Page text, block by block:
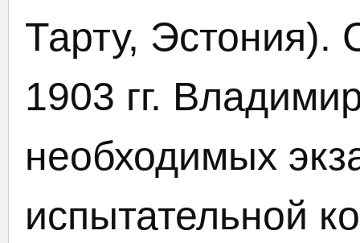
Тарту,
1903 гг.
необходимых
испытательной